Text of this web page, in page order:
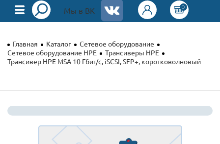
КАТАЛОГ
ОПЛАТА
КОНТАКТЫ
Мы в ВК 0
Главная Каталог
Сетевое оборудование
Сетевое оборудование HPE
Трансиверы HPE
Трансивер HPE MSA 10 Гбит/с, iSCSI, SFP+, коротковолновый